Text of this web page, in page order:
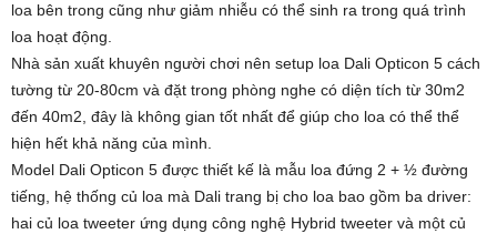
loa bên trong cũng như giảm nhiễu có thể sinh ra trong quá trình
loa hoạt động.
Nhà sản xuất khuyên người chơi nên setup loa Dali Opticon 5 cách
tường từ 20-80cm và đặt trong phòng nghe có diện tích từ 30m2
đến 40m2, đây là không gian tốt nhất để giúp cho loa có thể thể
hiện hết khả năng của mình.
Model Dali Opticon 5 được thiết kế là mẫu loa đứng 2 + ½ đường
tiếng, hệ thống củ loa mà Dali trang bị cho loa bao gồm ba driver:
hai củ loa tweeter ứng dụng công nghệ Hybrid tweeter và một củ